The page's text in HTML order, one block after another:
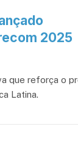
2025
que reforça o
Latina.